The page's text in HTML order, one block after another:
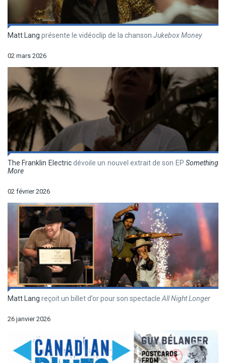
Matt Lang présente le vidéoclip de la chanson Jukebox Money
02 mars 2026
The Franklin Electricdévoile un nouvel extrait de son EPSomething
More
02 février 2026
Matt Lang reçoit un billet d’or pour son spectacleAll Night Longer
26 janvier 2026